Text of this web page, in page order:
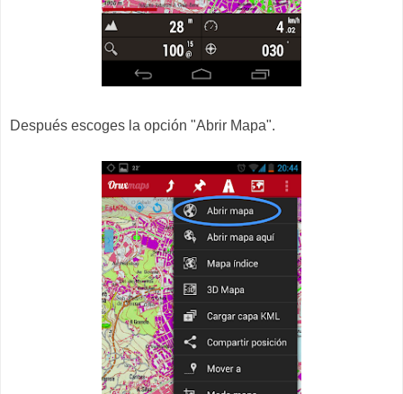
Después escoges la opción "Abrir Mapa".